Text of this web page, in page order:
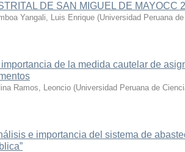
DE SAN MIGUEL DE MAYOCC
Yangali, Luis Enrique (Universidad Peruana
importancia de la medida cautelar de
Ramos, Leoncio (Universidad Peruana de
e importancia del sistema de